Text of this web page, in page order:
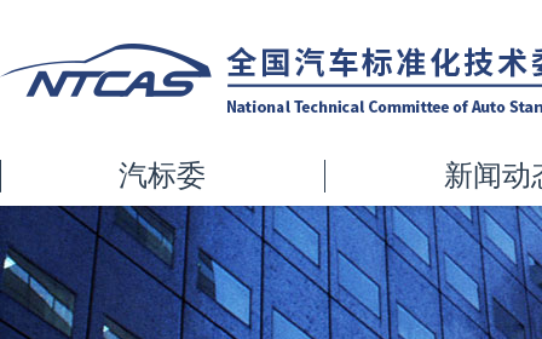
汽标委 新闻动